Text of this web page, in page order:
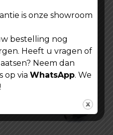
waarschuwing
€ 24,99
was:
€ 24,99.
€14,99
is:
Lees verder
is onze showroom
bestelling nog
Heeft u vragen of
Neem dan
op via WhatsApp. We